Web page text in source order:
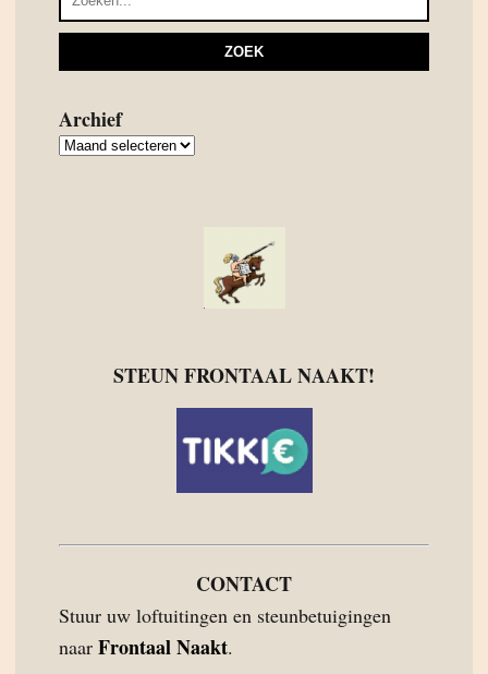
Archief
Archief
STEUN FRONTAAL NAAKT!
CONTACT
Stuur uw loftuitingen en steunbetuigingen
naar Frontaal Naakt.